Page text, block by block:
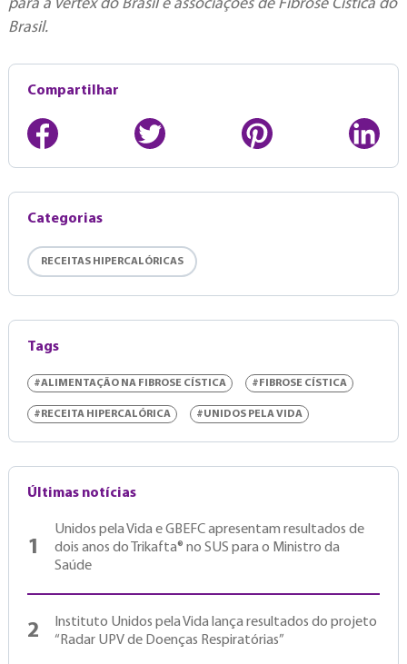
para a Vertex do Brasil e associações de Fibrose Cística do
Brasil.
Compartilhar
Categorias
RECEITAS HIPERCALÓRICAS
Tags
#ALIMENTAÇÃO NA FIBROSE CÍSTICA #FIBROSE CÍSTICA
#RECEITA HIPERCALÓRICA #UNIDOS PELA VIDA
Últimas notícias
1
Unidos pela Vida e GBEFC apresentam resultados de
dois anos do Trikafta® no SUS para o Ministro da
Saúde
2
Instituto Unidos pela Vida lança resultados do projeto
“Radar UPV de Doenças Respiratórias”